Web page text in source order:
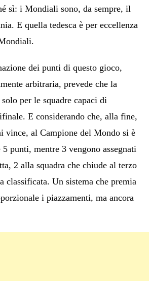
sì: i Mondiali sono, da sempre, il
E quella tedesca è per eccellenza
dei punti di questo gioco,
arbitraria, prevede che la
per le squadre capaci di
E considerando che, alla fine,
vince, al Campione del Mondo si è
5 punti, mentre 3 vengono assegnati
2 alla squadra che chiude al terzo
classificata. Un sistema che premia
i piazzamenti, ma ancora